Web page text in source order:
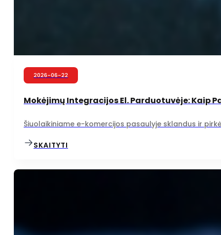
2026-06-22
Mokėjimų Integracijos El. Parduotuvėje: Kaip
Šiuolaikiniame e-komercijos pasaulyje sklandus ir
SKAITYTI